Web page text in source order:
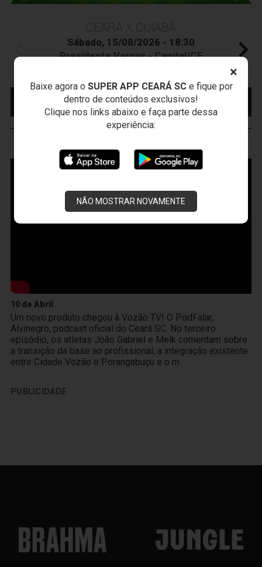
×
Baixe agora o SUPER APP CEARÁ SCe fique por
dentro de conteúdos exclusivos!
Clique nos links abaixo e faça parte dessa
experiência:
NÃO MOSTRAR NOVAMENTE
CEARÁ X CUIABÁ
Sábado, 15/08/2026 - 18:30
Presidente Vargas - Capital/CE
Campeonato Brasileiro • 2º Turno • 22 ª Rodada
MAIS INFORMAÇÕES
COMPRE AQUI SEU
INGRESSO
VOZÃOTV
10 de Abril
Um novo produto chegou à Vozão TV! O PodFalar,
Alvinegro, podcast oficial do Ceará SC. No terceiro
episódio, os atletas João Gabriel e Melk comentam sobre
a transição da base ao profissional, a integração existente
entre Cidade Vozão e Porangabuçu e o m
PUBLICIDADE